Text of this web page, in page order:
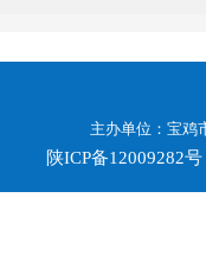
主办单位：宝鸡
陕ICP备12009282号